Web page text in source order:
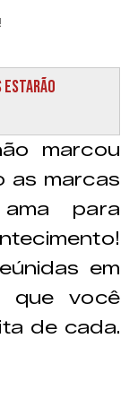
estarão
marcou
as marcas
para
em
que você
de cada.